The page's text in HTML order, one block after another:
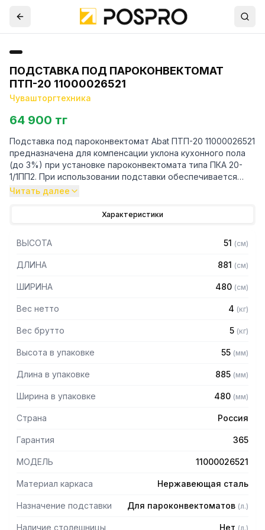
ПОДСТАВКА ПОД ПАРОКОНВЕКТОМАТ
ПТП-20 11000026521
Чувашторгтехника
64 900 тг
Подставка под пароконвектомат Abat ПТП-20 11000026521
предназначена для компенсации уклона кухонного пола
(до 3%) при установке пароконвектомата типа ПКА 20-
1/1ПП2. При использовании подставки обеспечивается
безопасная установка тележки ТП-20 в пароконвектомат
— Допустимая нагрузка на столешницу, кг: 50
— Устанавливаемое изделие: ПКА 20-1/1ПП2я
— Все элементы выполнены из нержавеющей стали
— Регулируемые по высоте ножки
Читать далее
Характеристики
ВЫСОТА 51 (см)
ДЛИНА 881 (см)
ШИРИНА 480 (см)
Вес нетто 4 (кг)
Вес брутто 5 (кг)
Высота в упаковке 55 (мм)
Длина в упаковке 885 (мм)
Ширина в упаковке 480 (мм)
Страна Россия
Гарантия 365
МОДЕЛЬ 11000026521
Материал каркаса Нержавеющая сталь
Назначение подставки Для пароконвектоматов (л.)
Наличие столешницы Нет (л.)